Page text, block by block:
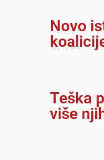
Novo
Teška
više